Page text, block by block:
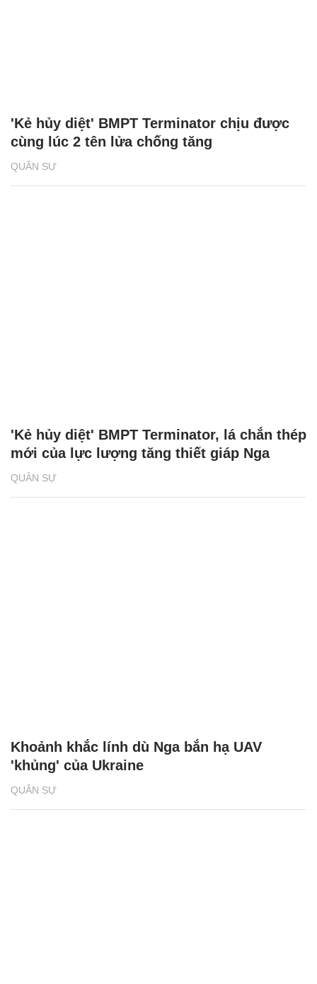
QUÂN SỰ
'Kẻ hủy diệt' BMPT Terminator chịu được
cùng lúc 2 tên lửa chống tăng
QUÂN SỰ
'Kẻ hủy diệt' BMPT Terminator, lá chắn thép
mới của lực lượng tăng thiết giáp Nga
QUÂN SỰ
Khoảnh khắc lính dù Nga bắn hạ UAV
'khủng' của Ukraine